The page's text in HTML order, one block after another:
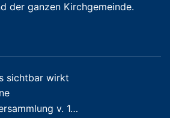
der ganzen Kirchgemeinde.
sichtbar wirkt
v. 1…